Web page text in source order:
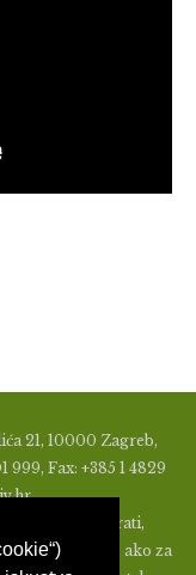
21, 10000 Zagreb,
999, Fax: +385 1 4829
distribuirati,
s ovih stranica, ako za